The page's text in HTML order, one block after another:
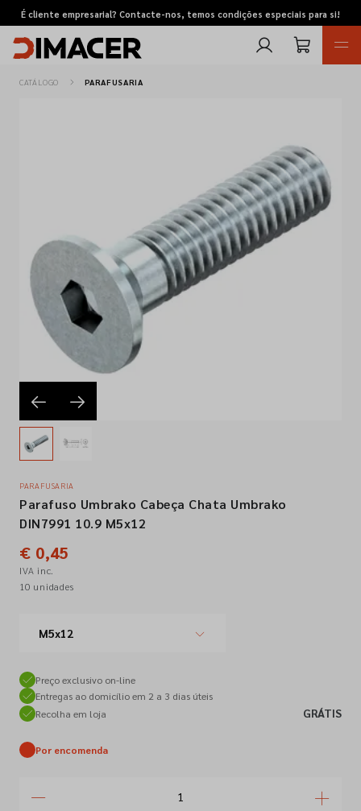
É cliente empresarial? Contacte-nos, temos condições especiais para si!
Pedidos de cotação
Marcas
Favoritos
Empresa
Contactos
Siga-nos nas redes sociais
CATÁLOGO PARAFUSARIA
PARAFUSARIA
Parafuso Umbrako Cabeça Chata Umbrako
DIN7991 10.9 M5x12
€ 0,45
IVA inc.
10 unidades
M5x12
Preço exclusivo on-line
Entregas ao domicílio em 2 a 3 dias úteis
Recolha em loja
GRÁTIS
Por encomenda